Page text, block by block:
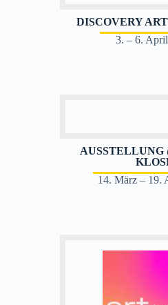
DISCOVERY
3. – 6.
AUSSTELLUNG
14. März – 19.